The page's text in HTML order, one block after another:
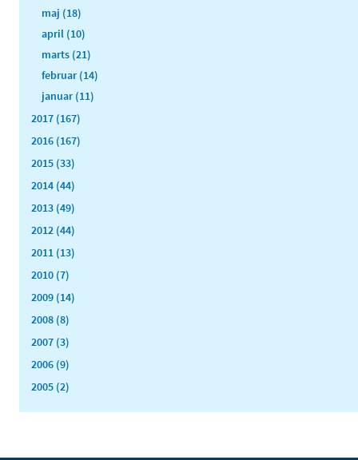
maj (18)
april (10)
marts (21)
februar (14)
januar (11)
2017 (167)
2016 (167)
2015 (33)
2014 (44)
2013 (49)
2012 (44)
2011 (13)
2010 (7)
2009 (14)
2008 (8)
2007 (3)
2006 (9)
2005 (2)